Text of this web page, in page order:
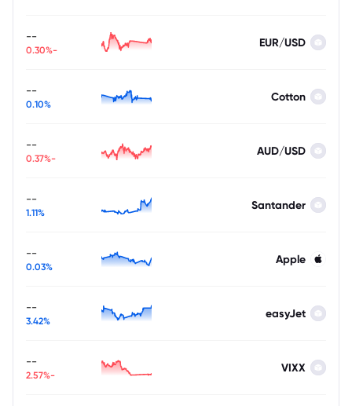
EUR/USD
--
-0.30%
Cotton
--
0.10%
AUD/USD
--
-0.37%
Santander
--
1.11%
Apple
--
0.03%
easyJet
--
3.42%
VIXX
--
-2.57%